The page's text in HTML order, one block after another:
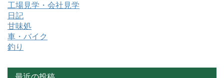
工場見学・会社見学
日記
甘味処
車・バイク
釣り